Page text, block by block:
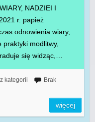
NADZIEI I
r. papież
odnowienia wiary,
praktyki modlitwy,
się widząc,…
kategorii
Brak
więcej